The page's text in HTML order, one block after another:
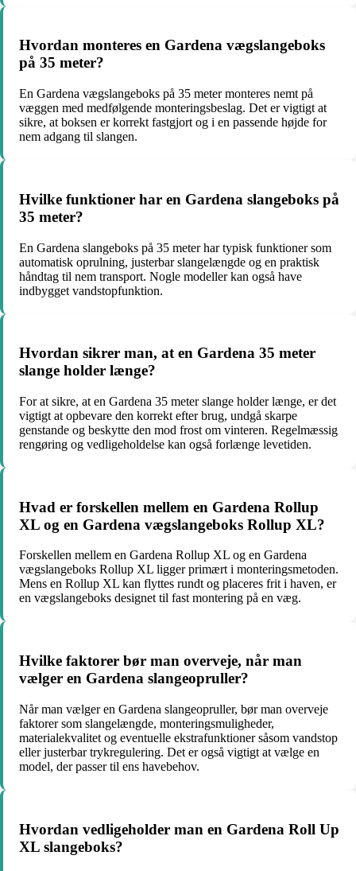
Hvordan monteres en Gardena vægslangeboks
på 35 meter?
En Gardena vægslangeboks på 35 meter monteres nemt på
væggen med medfølgende monteringsbeslag. Det er vigtigt at
sikre, at boksen er korrekt fastgjort og i en passende højde for
nem adgang til slangen.
Hvilke funktioner har en Gardena slangeboks på
35 meter?
En Gardena slangeboks på 35 meter har typisk funktioner som
automatisk oprulning, justerbar slangelængde og en praktisk
håndtag til nem transport. Nogle modeller kan også have
indbygget vandstopfunktion.
Hvordan sikrer man, at en Gardena 35 meter
slange holder længe?
For at sikre, at en Gardena 35 meter slange holder længe, er det
vigtigt at opbevare den korrekt efter brug, undgå skarpe
genstande og beskytte den mod frost om vinteren. Regelmæssig
rengøring og vedligeholdelse kan også forlænge levetiden.
Hvad er forskellen mellem en Gardena Rollup
XL og en Gardena vægslangeboks Rollup XL?
Forskellen mellem en Gardena Rollup XL og en Gardena
vægslangeboks Rollup XL ligger primært i monteringsmetoden.
Mens en Rollup XL kan flyttes rundt og placeres frit i haven, er
en vægslangeboks designet til fast montering på en væg.
Hvilke faktorer bør man overveje, når man
vælger en Gardena slangeopruller?
Når man vælger en Gardena slangeopruller, bør man overveje
faktorer som slangelængde, monteringsmuligheder,
materialekvalitet og eventuelle ekstrafunktioner såsom vandstop
eller justerbar trykregulering. Det er også vigtigt at vælge en
model, der passer til ens havebehov.
Hvordan vedligeholder man en Gardena Roll Up
XL slangeboks?